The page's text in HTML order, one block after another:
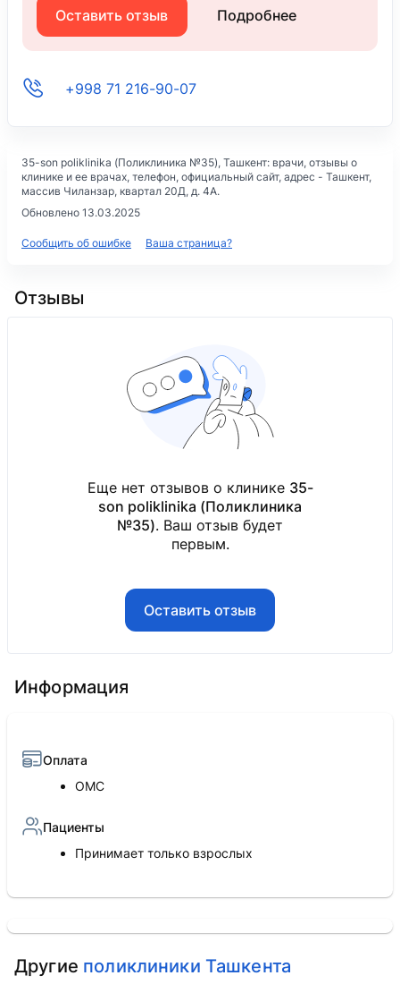
Оставить отзыв Подробнее
+998 71 216-90-07
35-son poliklinika (Поликлиника №35), Ташкент: врачи, отзывы о
клинике и ее врачах, телефон, официальный сайт, адрес - Ташкент,
массив Чиланзар, квартал 20Д, д. 4А.
Обновлено 13.03.2025
Сообщить об ошибке Ваша страница?
Отзывы
Еще нет отзывов о клинике 35-
son poliklinika (Поликлиника
№35). Ваш отзыв будет
первым.
Оставить отзыв
Информация
Оплата
ОМС
Пациенты
Принимает только взрослых
Другие поликлиники Ташкента